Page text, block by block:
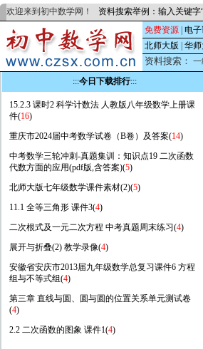
欢迎来到初中数学网！ 资料搜索举例：输入关键
免费资源 电
北师大版
华师
资料搜索： 一
:::今日下载排行:::
15.2.3 课时2 科学计数法 人教版八年级数学上册课
件(16)
重庆市2024届中考数学试卷（B卷）及答案(14)
中考数学三轮冲刺-真题集训：知识点19 二次函数
代数方面的应用(pdf版,含答案)(5)
北师大版七年级数学课件素材(2)(5)
11.1 全等三角形 课件3(4)
二次根式及一元二次方程 中考真题周末练习(4)
展开与折叠(2) 教学录像(4)
安徽省安庆市2013届九年级数学总复习课件6 方程
组与不等式组(4)
第三章 直线与圆、圆与圆的位置关系单元测试卷
(4)
2.2 二次函数的图象 课件1(4)